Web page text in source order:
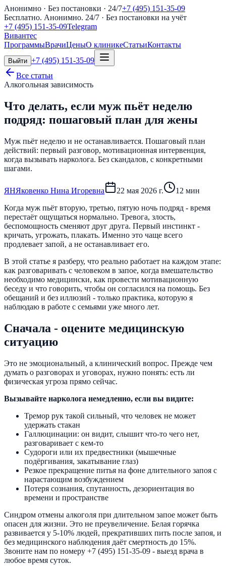
Анонимно · Без постановки · 24/7+7 (495) 151-35-09
Бесплатно. Анонимно. 24/7 · Без постановки на учёт
+7 (495) 151-35-09Telegram
Вивантес
ПрограммыВрачиЦеныО клиникеСтатьиКонтакты
Выйти +7 (495) 151-35-09
Все статьи
Алкогольная зависимость
Что делать, если муж пьёт неделю
подряд: пошаговый план для жены
Муж пьёт неделю и не останавливается. Пошаговый план
действий: первый разговор, мотивационная интервенция,
когда вызывать нарколога. Без скандалов, с конкретными
шагами.
ЯНЯковенко Нина Игоревна 22 мая 2026 г. 12 мин
Когда муж пьёт вторую, третью, пятую ночь подряд - время
перестаёт ощущаться нормально. Тревога, злость,
беспомощность сменяют друг друга. Первый инстинкт -
кричать, угрожать, плакать. Именно это чаще всего
продлевает запой, а не останавливает его.
В этой статье я разберу, что реально работает на каждом этапе:
как разговаривать с человеком в запое, когда вмешательство
необходимо медицински, как провести мотивационную
беседу и что говорить, чтобы он согласился на помощь. Без
обещаний и без иллюзий - только практика, которую я
наблюдаю в работе с семьями уже много лет.
Сначала - оцените медицинскую
ситуацию
Это не эмоциональный, а клинический вопрос. Прежде чем
думать о разговорах и уговорах, нужно понять: есть ли
физическая угроза прямо сейчас.
Вызывайте нарколога немедленно, если вы видите:
Тремор рук такой сильный, что человек не может
удержать стакан
Галлюцинации: он видит, слышит что-то чего нет,
разговаривает с кем-то
Судороги или их предвестники (мышечные
подёргивания, закатывание глаз)
Резкое прекращение питья на фоне длительного запоя с
нарастающим возбуждением
Потеря сознания, спутанность, дезориентация во
времени и пространстве
Синдром отмены алкоголя при длительном запое может быть
опасен для жизни. Это не преувеличение. Белая горячка
развивается у 5-10% людей, прекративших пить после запоя, и
без медицинского наблюдения даёт смертность до 15%.
Звоните нам по номеру +7 (495) 151-35-09 - выезд врача в
любое время суток.